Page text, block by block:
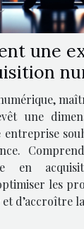
une
une
en
les
d’accroître